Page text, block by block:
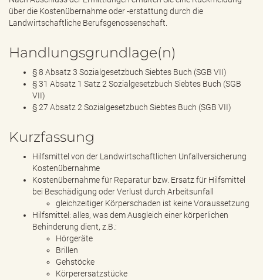
über die Kostenübernahme oder -erstattung durch die
Landwirtschaftliche Berufsgenossenschaft.
Handlungsgrundlage(n)
§ 8 Absatz 3 Sozialgesetzbuch Siebtes Buch (SGB VII)
§ 31 Absatz 1 Satz 2 Sozialgesetzbuch Siebtes Buch (SGB
VII)
§ 27 Absatz 2 Sozialgesetzbuch Siebtes Buch (SGB VII)
Kurzfassung
Hilfsmittel von der Landwirtschaftlichen Unfallversicherung
Kostenübernahme
Kostenübernahme für Reparatur bzw. Ersatz für Hilfsmittel
bei Beschädigung oder Verlust durch Arbeitsunfall
gleichzeitiger Körperschaden ist keine Voraussetzung
Hilfsmittel: alles, was dem Ausgleich einer körperlichen
Behinderung dient, z.B.:
Hörgeräte
Brillen
Gehstöcke
Körperersatzstücke